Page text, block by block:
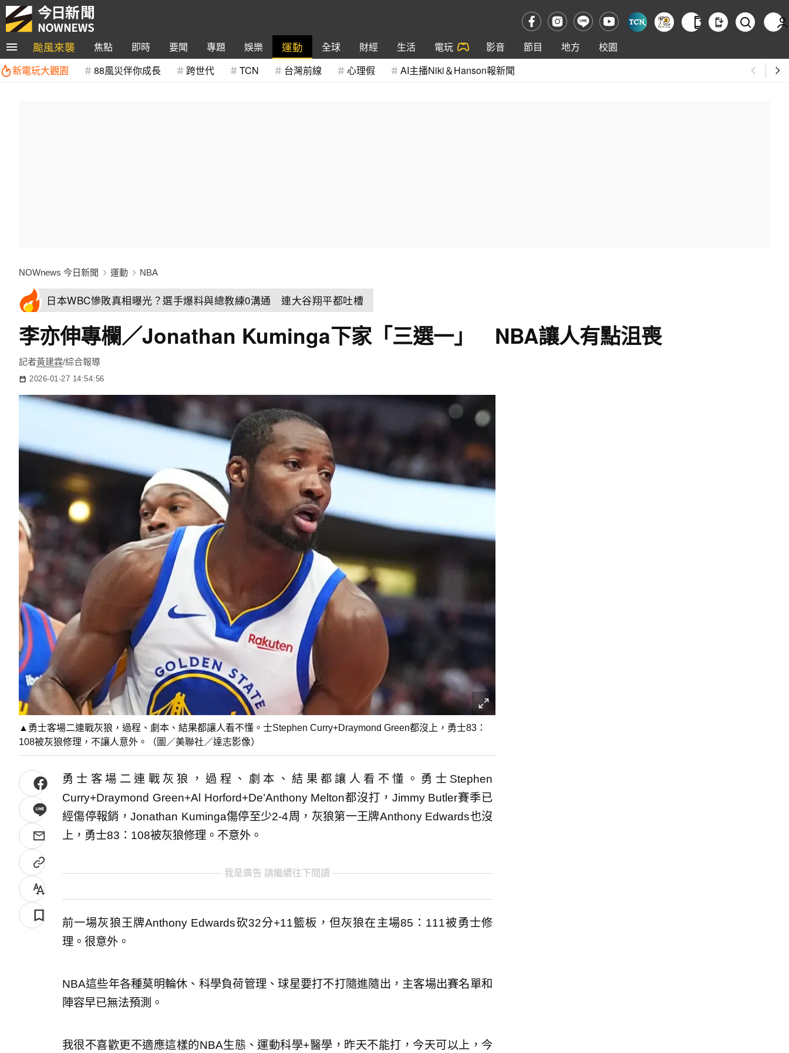
颱風來襲 焦點 即時 要聞 專題 娛樂 運動 全球 財經 生活 電玩 影音 節目 地方
校園
新電玩大觀園
88風災伴你成長 跨世代 TCN 台灣前線 心理假 AI主播Niki＆Hanson報新聞
NOWnews 今日新聞 運動 NBA
日本WBC慘敗真相曝光？選手爆料與總教練0溝通 連大谷翔平都吐槽
李亦伸專欄／Jonathan Kuminga下家「三選一」 NBA讓人有點沮喪
記者黃建霖/綜合報導
2026-01-27 14:54:56
▲勇士客場二連戰灰狼，過程、劇本、結果都讓人看不懂。士Stephen Curry+Draymond Green都沒上，勇士83：
108被灰狼修理，不讓人意外。（圖／美聯社／達志影像）
勇士客場二連戰灰狼，過程、劇本、結果都讓人看不懂。勇士Stephen
Curry+Draymond Green+Al Horford+De’Anthony Melton都沒打，Jimmy Butler賽季已
經傷停報銷，Jonathan Kuminga傷停至少2-4周，灰狼第一王牌Anthony Edwards也沒
上，勇士83：108被灰狼修理。不意外。
我是廣告 請繼續往下閱讀
前一場灰狼王牌Anthony Edwards砍32分+11籃板，但灰狼在主場85：111被勇士修
理。很意外。
NBA這些年各種莫明輪休、科學負荷管理、球星要打不打隨進隨出，主客場出賽名單和
陣容早已無法預測。
我很不喜歡更不適應這樣的NBA生態、運動科學+醫學，昨天不能打，今天可以上，今